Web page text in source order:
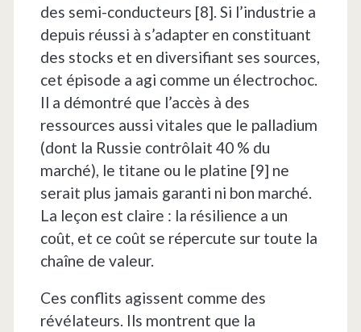
des semi-conducteurs [8]. Si l’industrie a
depuis réussi à s’adapter en constituant
des stocks et en diversifiant ses sources,
cet épisode a agi comme un électrochoc.
Il a démontré que l’accès à des
ressources aussi vitales que le palladium
(dont la Russie contrôlait 40 % du
marché), le titane ou le platine [9] ne
serait plus jamais garanti ni bon marché.
La leçon est claire : la résilience a un
coût, et ce coût se répercute sur toute la
chaîne de valeur.
Ces conflits agissent comme des
révélateurs. Ils montrent que la